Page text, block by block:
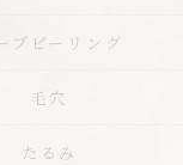
ブピーリング
毛穴
たるみ